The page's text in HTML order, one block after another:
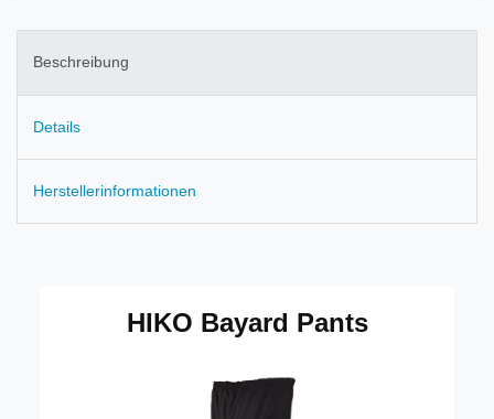
Beschreibung
Details
Herstellerinformationen
HIKO Bayard Pants